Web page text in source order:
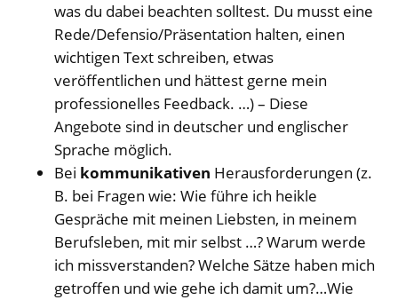
was du dabei beachten solltest. Du musst eine
Rede/Defensio/Präsentation halten, einen
wichtigen Text schreiben, etwas
veröffentlichen und hättest gerne mein
professionelles Feedback. …) – Diese
Angebote sind in deutscher und englischer
Sprache möglich.
Bei kommunikativen Herausforderungen (z.
B. bei Fragen wie: Wie führe ich heikle
Gespräche mit meinen Liebsten, in meinem
Berufsleben, mit mir selbst …? Warum werde
ich missverstanden? Welche Sätze haben mich
getroffen und wie gehe ich damit um?…Wie